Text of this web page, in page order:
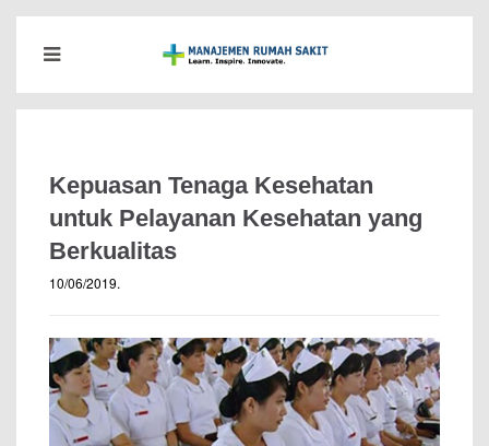
Kepuasan Tenaga Kesehatan
untuk Pelayanan Kesehatan yang
Berkualitas
10/06/2019.